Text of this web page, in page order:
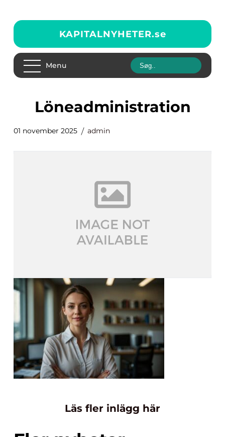
KAPITALNYHETER.se
Menu
löneadministration
01 november 2025 admin
Läs fler inlägg här